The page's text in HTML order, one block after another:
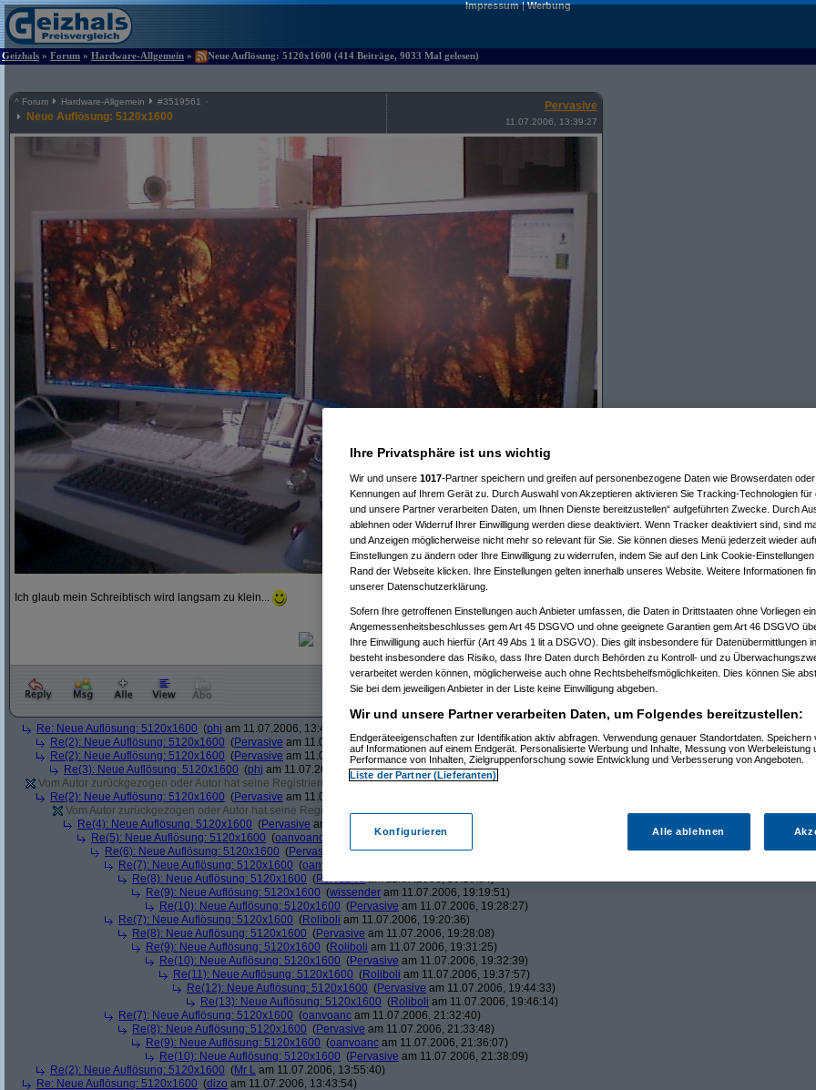
Impressum|Werbung
Geizhals » Forum » Hardware-Allgemein » Neue Auflösung: 5120x1600 (414 Beiträge, 9033 Mal gelesen)
^ Forum Hardware-Allgemein #3519561
Neue Auflösung: 5120x1600
Pervasive
11.07.2006, 13:39:27
Ich glaub mein Schreibtisch wird langsam zu klein...
Re: Neue Auflösung: 5120x1600 (phj am 11.07.2006, 13:40:39)
Re(2): Neue Auflösung: 5120x1600 (Pervasive am 11.07.2006, 13:41:12)
Re(2): Neue Auflösung: 5120x1600 (Pervasive am 11.07.2006, 13:51:49)
Re(3): Neue Auflösung: 5120x1600 (phj am 11.07.2006, 13:52:12)
Vom Autor zurückgezogen oder Autor hat seine Registrierung nicht bestätigt(Nagelfaram 11.07.2006, 13:41:09)
Re(2): Neue Auflösung: 5120x1600 (Pervasive am 11.07.2006, 13:41:43)
Vom Autor zurückgezogen oder Autor hat seine Registrierung nicht bestätigt(Nagelfar
Re(4): Neue Auflösung: 5120x1600 (Pervasive am 11.07.2006, 13:43:22)
Re(5): Neue Auflösung: 5120x1600 (oanvoanc
am 11.07.2006, 19:06:23)
Re(6): Neue Auflösung: 5120x1600 (Pervasive
am 11.07.2006, 19:16:41)
Re(7): Neue Auflösung: 5120x1600 (oanvoanc
Re(8): Neue Auflösung: 5120x1600 (Pervasiveam 11.07.2006, 19:18:54)
Re(9): Neue Auflösung: 5120x1600 (wissender am 11.07.2006, 19:19:51)
Re(10): Neue Auflösung: 5120x1600 (Pervasive am 11.07.2006, 19:28:27)
Re(7): Neue Auflösung: 5120x1600 (Roliboli am 11.07.2006, 19:20:36)
Re(8): Neue Auflösung: 5120x1600 (Pervasive am 11.07.2006, 19:28:08)
Re(9): Neue Auflösung: 5120x1600 (Roliboli am 11.07.2006, 19:31:25)
Re(10): Neue Auflösung: 5120x1600 (Pervasive am 11.07.2006, 19:32:39)
Re(11): Neue Auflösung: 5120x1600 (Roliboli am 11.07.2006, 19:37:57)
Re(12): Neue Auflösung: 5120x1600 (Pervasive am 11.07.2006, 19:44:33)
Re(13): Neue Auflösung: 5120x1600 (Roliboli am 11.07.2006, 19:46:14)
Re(7): Neue Auflösung: 5120x1600 (oanvoanc am 11.07.2006, 21:32:40)
Re(8): Neue Auflösung: 5120x1600 (Pervasive am 11.07.2006, 21:33:48)
Re(9): Neue Auflösung: 5120x1600 (oanvoanc am 11.07.2006, 21:36:07)
Re(10): Neue Auflösung: 5120x1600 (Pervasive am 11.07.2006, 21:38:09)
Re(2): Neue Auflösung: 5120x1600 (Mr L am 11.07.2006, 13:55:40)
Re: Neue Auflösung: 5120x1600 (dizo am 11.07.2006, 13:43:54)
Ihre Privatsphäre ist uns wichtig
Wir und unsere 1017-Partner speichern und greifen auf personenbezogene Daten wie Browserdaten
Kennungen auf Ihrem Gerät zu. Durch Auswahl von Akzeptieren aktivieren Sie Tracking-Technologien für
und unsere Partner verarbeiten Daten, um Ihnen Dienste bereitzustellen“ aufgeführten Zwecke. Durch
ablehnen oder Widerruf Ihrer Einwilligung werden diese deaktiviert. Wenn Tracker deaktiviert sind, sind
und Anzeigen möglicherweise nicht mehr so relevant für Sie. Sie können dieses Menü jederzeit wieder
Einstellungen zu ändern oder Ihre Einwilligung zu widerrufen, indem Sie auf den Link Cookie-
Rand der Webseite klicken. Ihre Einstellungen gelten innerhalb unseres Website. Weitere Informationen
unserer Datenschutzerklärung.
Sofern Ihre getroffenen Einstellungen auch Anbieter umfassen, die Daten in Drittstaaten ohne Vorliegen
Angemessenheitsbeschlusses gem Art 45 DSGVO und ohne geeignete Garantien gem Art 46 DSGVO
Ihre Einwilligung auch hierfür (Art 49 Abs 1 lit a DSGVO). Dies gilt insbesondere für Datenübermittlungen
besteht insbesondere das Risiko, dass Ihre Daten durch Behörden zu Kontroll- und zu
verarbeitet werden können, möglicherweise auch ohne Rechtsbehelfsmöglichkeiten. Dies können Sie
Sie bei dem jeweiligen Anbieter in der Liste keine Einwilligung abgeben.
Wir und unsere Partner verarbeiten Daten, um Folgendes bereitzustellen:
Endgeräteeigenschaften zur Identifikation aktiv abfragen. Verwendung genauer Standortdaten. Speichern
auf Informationen auf einem Endgerät. Personalisierte Werbung und Inhalte, Messung von Werbeleistung
Performance von Inhalten, Zielgruppenforschung sowie Entwicklung und Verbesserung von Angeboten.
Liste der Partner (Lieferanten)
Konfigurieren Alle ablehnen